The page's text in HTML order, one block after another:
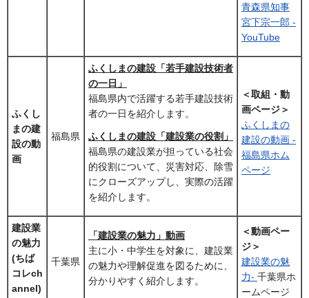
青森県知事
宮下宗一郎 -
YouTube
ふくし
まの建
設の動
画
福島県
ふくしまの建設「若手建設技術者
の一日」
福島県内で活躍する若手建設技術
者の一日を紹介します。
ふくしまの建設「建設業の役割」
福島県の建設業が担っている社会
的役割について、災害対応、除雪
にクローズアップし、実際の活躍
を紹介します。
＜取組・動
画ページ＞
ふくしまの
建設の動画 -
福島県ホム
ページ
建設業
の魅力
(ちば
コレch
annel)
千葉県
「建設業の魅力」動画
主に小・中学生を対象に、建設業
の魅力や理解促進を図るために、
分かりやすく紹介します。
＜動画ペー
ジ＞
建設業の魅
力- 千葉県ホ
ームページ